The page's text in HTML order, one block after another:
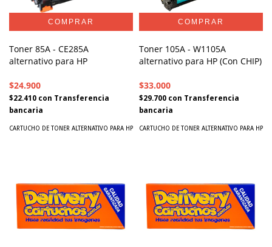
Toner 85A - CE285A
alternativo para HP
$24.900
$22.410 con Transferencia
bancaria
CARTUCHO DE TONER ALTERNATIVO PARA HP
Toner 105A - W1105A
alternativo para HP (Con CHIP)
$33.000
$29.700 con Transferencia
bancaria
CARTUCHO DE TONER ALTERNATIVO PARA HP